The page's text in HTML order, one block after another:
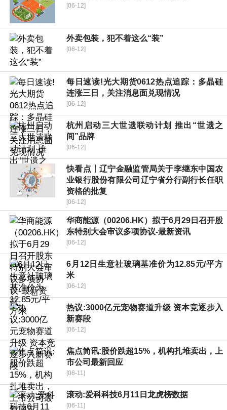
[06-12]
外卖包装，犯不着这么“装”
[06-12]
每日速读!光大期货0612热点追踪：多晶硅
连涨三日，关注消息面兑现情况
[06-12]
杭州启动三大世遗联动计划 推出“世遗之
间”品牌
[06-12]
快看点丨辽宁金融监管局关于李继东中国农
业银行股份有限公司辽宁省分行副行长任职
资格的批复
[06-12]
华商能源（00206.HK）拟于6月29日召开股
东特别大会审议多项协议-最新资讯
[06-12]
6月12日生意社玻璃基准价为12.85元/平方
米
[06-12]
热议:3000亿元宠物赛道升级 资本竞逐步入
新赛段
[06-12]
焦点简讯:股价跌超15%，机构扎堆卖出，上
市公司最新回应
[06-11]
滚动:爱科科技6月11日龙虎榜数据
[06-11]